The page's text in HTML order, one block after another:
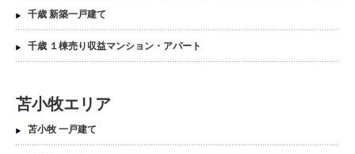
千歳 新築一戸建て
千歳 １棟売り収益マンション・アパート
苫小牧エリア
苫小牧 一戸建て